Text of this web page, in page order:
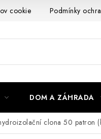
cookie Podmínky
DOM A ZÁHRADA
clona 50 patron